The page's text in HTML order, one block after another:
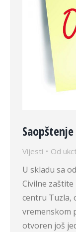
Vijesti Od
U skladu sa
Civilne
centru Tuzla,
vremenskom
otvoren još